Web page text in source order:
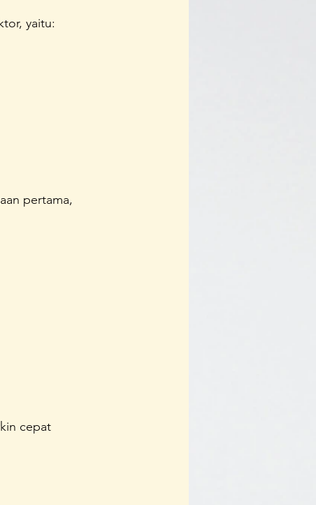
yaitu:
pertama,
cepat